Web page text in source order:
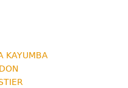
KAYUMBA